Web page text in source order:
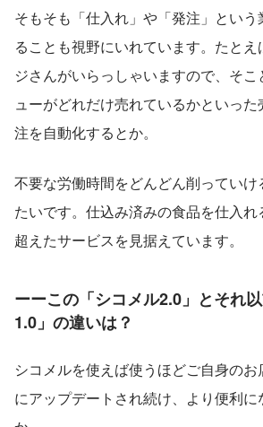
そもそも「仕入れ」や「発注」とい
ることも視野にいれています。たと
ジさんがいらっしゃいますので、そ
ューがどれだけ売れているかといっ
注を自動化するとか。
不要な労働時間をどんどん削っていけ
たいです。仕込み済みの食品を仕入
超えたサービスを見据えています。
ーーこの「シコメル2.0」とそれ
1.0」の違いは？
シコメルを使えば使うほどご自身の
にアップデートされ続け、より便利に